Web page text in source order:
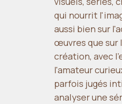
qui nourrit
aussi bien sur
œuvres que sur
création, avec
l'amateur
parfois jugés
analyser une